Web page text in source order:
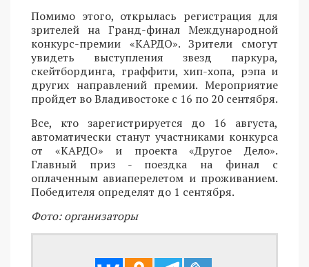
Помимо этого, открылась регистрация для
зрителей на Гранд-финал Международной
конкурс-премии «КАРДО». Зрители смогут
увидеть выступления звезд паркура,
скейтбординга, граффити, хип-хопа, рэпа и
других направлений премии. Мероприятие
пройдет во Владивостоке с 16 по 20 сентября.
Все, кто зарегистрируется до 16 августа,
автоматически станут участниками конкурса
от «КАРДО» и проекта «Другое Дело».
Главный приз - поездка на финал с
оплаченным авиаперелетом и проживанием.
Победителя определят до 1 сентября.
Фото: организаторы